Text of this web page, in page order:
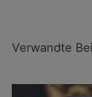
Verwandte